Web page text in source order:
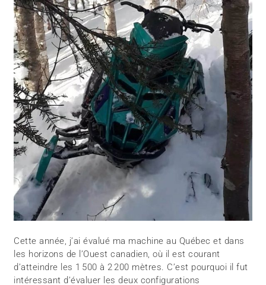
Cette année, j’ai évalué ma machine au Québec et dans
les horizons de l’Ouest canadien, où il est courant
d’atteindre les 1 500 à 2 200 mètres. C’est pourquoi il fut
intéressant d’évaluer les deux configurations